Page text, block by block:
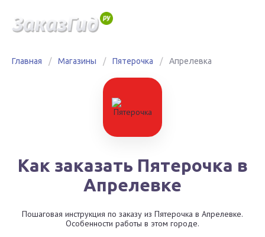
Главная / Магазины / Пятерочка / Апрелевка
Как заказать Пятерочка в
Апрелевке
Пошаговая инструкция по заказу из Пятерочка в Апрелевке.
Особенности работы в этом городе.